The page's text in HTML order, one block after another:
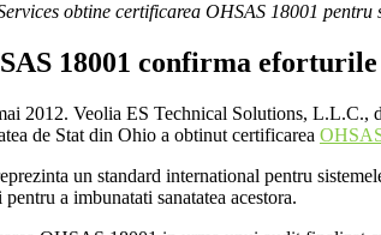
obtine certificarea OHSAS 18001
18001 confirma
2012. Veolia ES Technical Solutions, L.L.C.,
de Stat din Ohio a obtinut certificarea
un standard international pentru
a imbunatati sanatatea acestora.